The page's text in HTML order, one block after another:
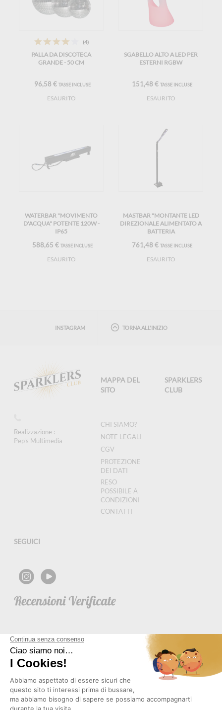
(4)
PALLA DA DISCOTECA
GRANDE - 50 CM
96,58 € TASSE INCLUSE
ESAURITO
SGABELLO ALTO A LED PER
ESTERNI RGBW
151,48 € TASSE INCLUSE
ESAURITO
WATERBAR "MOVIMENTO
D'ACQUA" POTENTE 120W -
IP65
588,65 € TASSE INCLUSE
ESAURITO
MASTBAR "MONTANTE LED
DIREZIONALE ALIMENTATO A
BATTERIA
761,48 € TASSE INCLUSE
ESAURITO
INSTAGRAM TORNA ALL'INIZIO
Realizzazione :
Pep's Multimedia
MAPPA DEL
SITO
CHI SIAMO?
NOTE LEGALI
CGV
PROTEZIONE
DEI DATI
RESO
POSSIBILE A
CONDIZIONI
CONTATTI
SPARKLERS
CLUB
SEGUICI
NEWSLETTER